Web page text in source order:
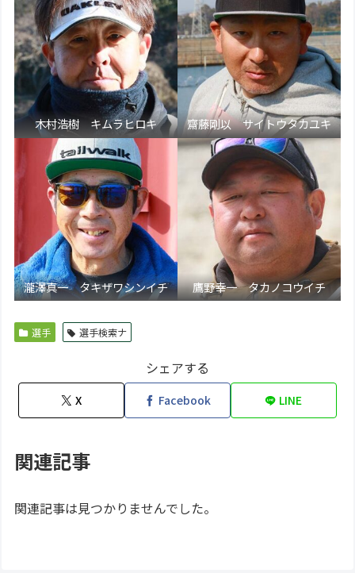
木村浩樹 キムラヒロキ 齋藤剛以 サイトウタカユキ
瀧澤真一 タキザワシンイチ 鷹野幸一 タカノコウイチ
選手 選手検索ナ
シェアする
X Facebook LINE
関連記事
関連記事は見つかりませんでした。